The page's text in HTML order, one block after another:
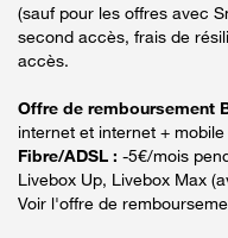
(sauf pour les offres avec
second accès, frais de
accès.
Offre de remboursement
internet et internet +
Fibre/ADSL : -5€/mois
Livebox Up, Livebox Max
Voir l'offre de